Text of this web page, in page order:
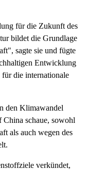
für die Zukunft des
bildet die Grundlage
sagte sie und fügte
Entwicklung
die internationale
den Klimawandel
China schaue, sowohl
als auch wegen des
verkündet,